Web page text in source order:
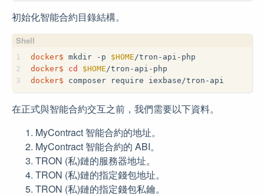
初始化智能合約目錄結構。
1
2
3
docker$ mkdir -p $HOME /tron-api-php
docker$
cd $HOME /tron-api-php
docker$ composer require iexbase/tron-api
在正式與智能合約交互之前，我們需要以下資料。
MyContract 智能合約的地址。
MyContract 智能合約的 ABI。
TRON (私)鏈的服務器地址。
TRON (私)鏈的指定錢包地址。
TRON (私)鏈的指定錢包私鑰。